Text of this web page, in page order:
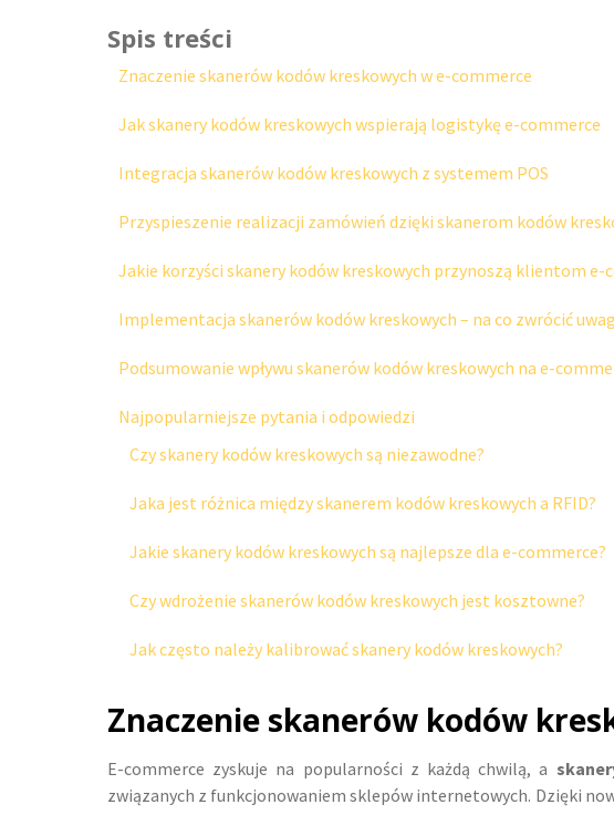
Spis treści
Znaczenie skanerów kodów kreskowych w e-commerce
Jak skanery kodów kreskowych wspierają logistykę e-commerce
Integracja skanerów kodów kreskowych z systemem POS
Przyspieszenie realizacji zamówień dzięki skanerom kodów
Jakie korzyści skanery kodów kreskowych przynoszą klientom e-
Implementacja skanerów kodów kreskowych – na co zwrócić
Podsumowanie wpływu skanerów kodów kreskowych na e-
Najpopularniejsze pytania i odpowiedzi
Czy skanery kodów kreskowych są niezawodne?
Jaka jest różnica między skanerem kodów kreskowych a RFID?
Jakie skanery kodów kreskowych są najlepsze dla e-commerce?
Czy wdrożenie skanerów kodów kreskowych jest kosztowne?
Jak często należy kalibrować skanery kodów kreskowych?
Znaczenie skanerów kodów
E-commerce zyskuje na popularności z każdą chwilą, a
związanych z funkcjonowaniem sklepów internetowych. Dzięki